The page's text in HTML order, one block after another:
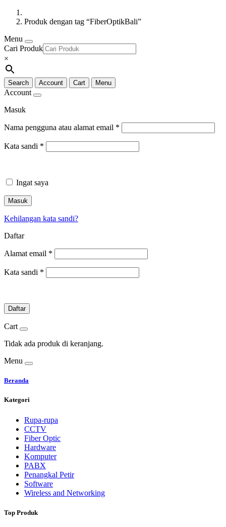
Produk dengan tag “FiberOptikBali”
Menu
Cari Produk
×
Search Account Cart Menu
Account
Masuk
Nama pengguna atau alamat email *
Kata sandi *
Ingat saya
Masuk
Kehilangan kata sandi?
Daftar
Alamat email *
Kata sandi *
Daftar
Cart
Tidak ada produk di keranjang.
Menu
Beranda
Kategori
Rupa-rupa
CCTV
Fiber Optic
Hardware
Komputer
PABX
Penangkal Petir
Software
Wireless and Networking
Top Produk